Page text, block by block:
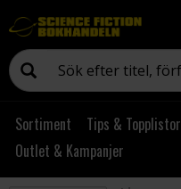
Sortiment Tips & Topplistor
Outlet & Kampanjer